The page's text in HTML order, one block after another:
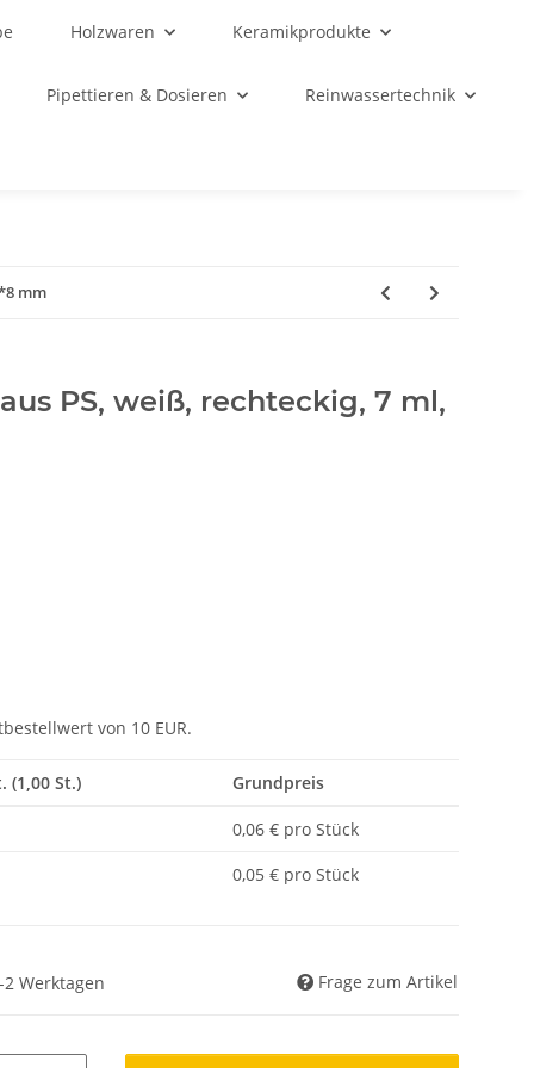
Holzwaren Keramikprodukte
Pipettieren & Dosieren Reinwassertechnik
mm
PS, weiß, rechteckig, 7 ml,
von 10 EUR.
(1,00 St.) Grundpreis
0,06 € pro Stück
0,05 € pro Stück
Werktagen
Frage zum Artikel